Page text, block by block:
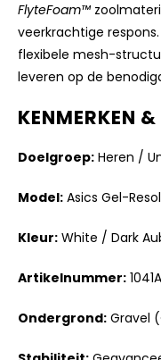
FlyteFoam™
veerkrachtige
flexibele mesh-
leveren op de
KENMERKEN
Doelgroep: Heren /
Model: Asics Gel-
Kleur: White / Dark
Artikelnummer:
Ondergrond: Gravel